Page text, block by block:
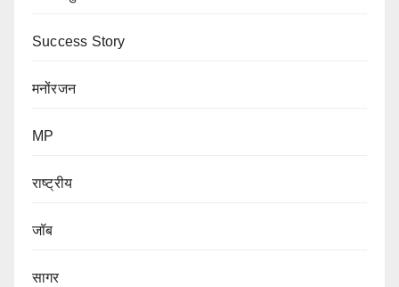
Success Story
मनोंरजन
MP
राष्ट्रीय
जॉब
सागर